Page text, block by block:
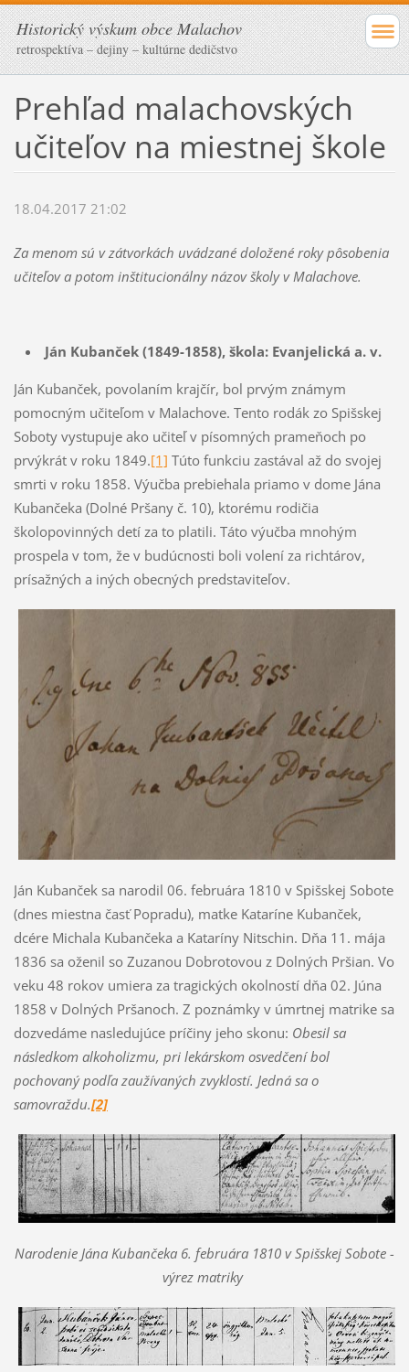
Historický výskum obce Malachov
retrospektíva – dejiny – kultúrne dedičstvo
Prehľad malachovských
učiteľov na miestnej škole
18.04.2017 21:02
Za menom sú v zátvorkách uvádzané doložené roky pôsobenia
učiteľov a potom inštitucionálny názov školy v Malachove.
Ján Kubanček (1849-1858), škola: Evanjelická a. v.
Ján Kubanček, povolaním krajčír, bol prvým známym
pomocným učiteľom v Malachove. Tento rodák zo Spišskej
Soboty vystupuje ako učiteľ v písomných prameňoch po
prvýkrát v roku 1849.[1] Túto funkciu zastával až do svojej
smrti v roku 1858. Výučba prebiehala priamo v dome Jána
Kubančeka (Dolné Pršany č. 10), ktorému rodičia
školopovinných detí za to platili. Táto výučba mnohým
prospela v tom, že v budúcnosti boli volení za richtárov,
prísažných a iných obecných predstaviteľov.
Ján Kubanček sa narodil 06. februára 1810 v Spišskej Sobote
(dnes miestna časť Popradu), matke Kataríne Kubanček,
dcére Michala Kubančeka a Kataríny Nitschin. Dňa 11. mája
1836 sa oženil so Zuzanou Dobrotovou z Dolných Pršian. Vo
veku 48 rokov umiera za tragických okolností dňa 02. Júna
1858 v Dolných Pršanoch. Z poznámky v úmrtnej matrike sa
dozvedáme nasledujúce príčiny jeho skonu: Obesil sa
následkom alkoholizmu, pri lekárskom osvedčení bol
pochovaný podľa zaužívaných zvyklostí. Jedná sa o
samovraždu.[2]
Narodenie Jána Kubančeka 6. februára 1810 v Spišskej Sobote -
výrez matriky